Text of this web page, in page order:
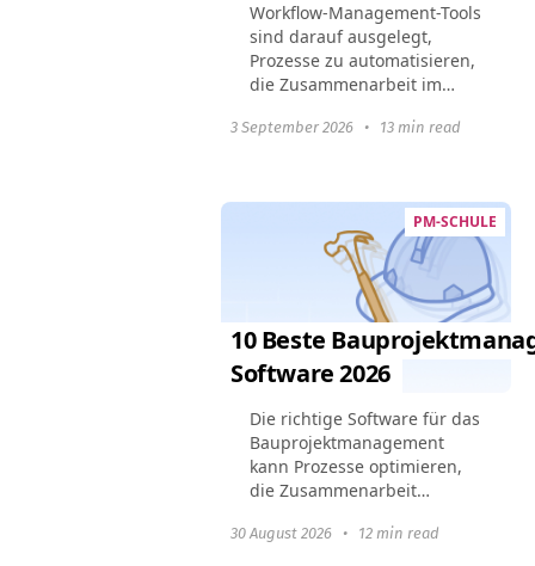
Workflow-Management-Tools
sind darauf ausgelegt,
Prozesse zu automatisieren,
die Zusammenarbeit im
Gesamtproduktivität zu
Workflow...
3 September 2026 • 13 min read
PM-SCHULE
10 Beste
Software 2026
Die richtige Software für das
Bauprojektmanagement
kann Prozesse optimieren,
die Zusammenarbeit
sicherstellen, dass Projekte
30 August 2026 • 12 min read